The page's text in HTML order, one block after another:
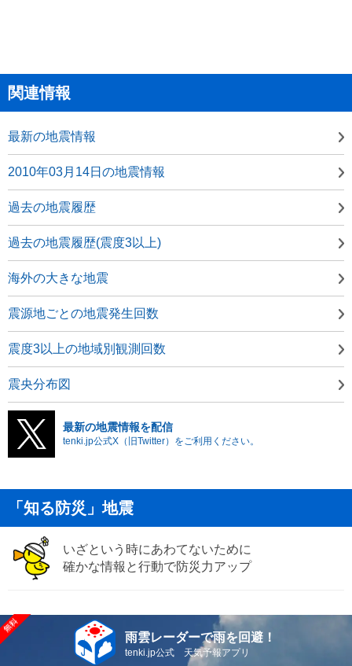
関連情報
最新の地震情報
2010年03月14日の地震情報
過去の地震履歴
過去の地震履歴(震度3以上)
海外の大きな地震
震源地ごとの地震発生回数
震度3以上の地域別観測回数
震央分布図
最新の地震情報を配信
tenki.jp公式X（旧Twitter）をご利用ください。
「知る防災」地震
いざという時にあわてないために
確かな情報と行動で防災力アップ
雨雲レーダーで雨を回避！
tenki.jp公式 天気予報アプリ